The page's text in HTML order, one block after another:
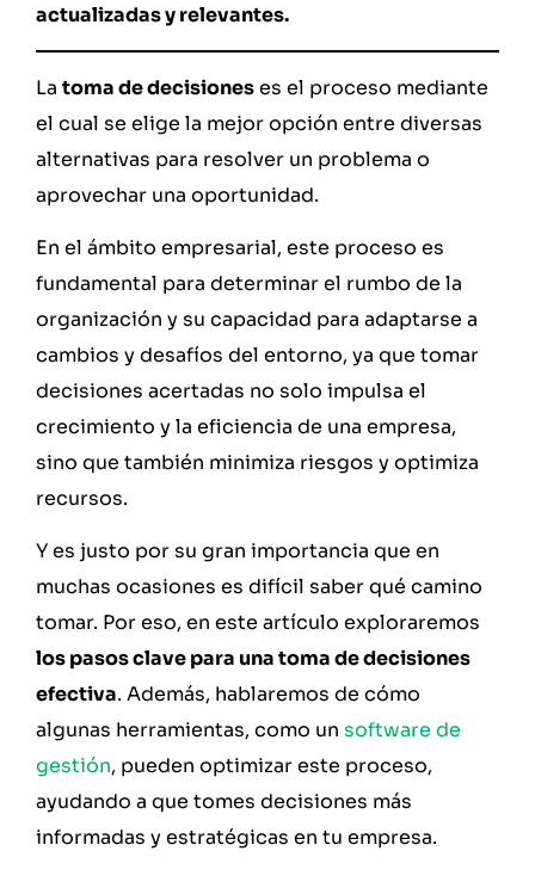
actualizadas y relevantes.
La toma de decisioneses el proceso mediante
el cual se elige la mejor opción entre diversas
alternativas para resolver un problema o
aprovechar una oportunidad.
En el ámbito empresarial, este proceso es
fundamental para determinar el rumbo de la
organización y su capacidad para adaptarse a
cambios y desafíos del entorno, ya que tomar
decisiones acertadas no solo impulsa el
crecimiento y la eficiencia de una empresa,
sino que también minimiza riesgos y optimiza
recursos.
Y es justo por su gran importancia que en
muchas ocasiones es difícil saber qué camino
tomar. Por eso, en este artículo exploraremos
los pasos clave para una toma de decisiones
efectiva. Además, hablaremos de cómo
algunas herramientas, como un software de
gestión, pueden optimizar este proceso,
ayudando a que tomes decisiones más
informadas y estratégicas en tu empresa.